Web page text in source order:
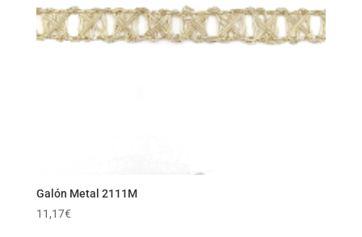
Galón Metal 2111M
11,17€